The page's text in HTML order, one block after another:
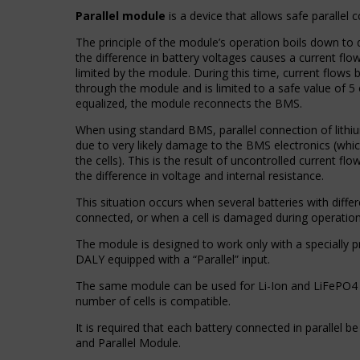
Parallel module is a device that allows safe parallel
The principle of the module’s operation boils down to
the difference in battery voltages causes a current
limited by the module. During this time, current flows
through the module and is limited to a safe value of 5
equalized, the module reconnects the BMS.
When using standard BMS, parallel connection of
due to very likely damage to the BMS electronics
the cells). This is the result of uncontrolled current
the difference in voltage and internal resistance.
This situation occurs when several batteries with
connected, or when a cell is damaged during
The module is designed to work only with a specially
DALY equipped with a “Parallel” input.
The same module can be used for Li-Ion and
number of cells is compatible.
It is required that each battery connected in parallel
and Parallel Module.
czy
dotyczące
korzystania
z
witryny
internetowej
zachowań
użytkowników
mogą
być
przechowywane
w
analitycznych
(np.
Analytics).
reklam
ale
mogą
również
śledzić
zachowanie
online.
Zgoda
odnosi
się
do
zgody,
którą
witryny
muszą
uzyskać
użytkowników
przed
ciasteczek
gromadzących